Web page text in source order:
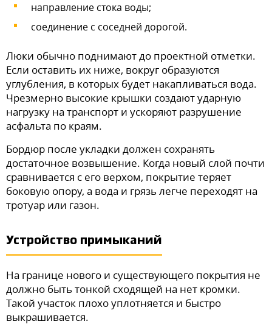
направление стока воды;
соединение с соседней дорогой.
Люки обычно поднимают до проектной отметки.
Если оставить их ниже, вокруг образуются
углубления, в которых будет накапливаться вода.
Чрезмерно высокие крышки создают ударную
нагрузку на транспорт и ускоряют разрушение
асфальта по краям.
Бордюр после укладки должен сохранять
достаточное возвышение. Когда новый слой почти
сравнивается с его верхом, покрытие теряет
боковую опору, а вода и грязь легче переходят на
тротуар или газон.
Устройство примыканий
На границе нового и существующего покрытия не
должно быть тонкой сходящей на нет кромки.
Такой участок плохо уплотняется и быстро
выкрашивается.